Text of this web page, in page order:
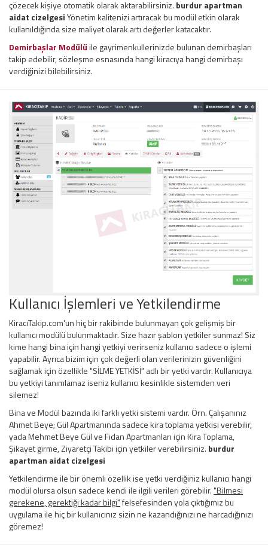
çözecek kişiye otomatik olarak aktarabilirsiniz. burdur apartman
aidat cizelgesiYönetim kalitenizi artıracak bu modül etkin olarak
kullanıldığında size maliyet olarak artı değerler katacaktır.
Demirbaşlar Modülüile gayrimenkullerinizde bulunan demirbaşları
takip edebilir, sözleşme esnasında hangi kiracıya hangi demirbaşı
verdiğinizi bilebilirsiniz.
Kullanıcı İşlemleri ve Yetkilendirme
KiracıTakip.com'un hiç bir rakibinde bulunmayan çok gelişmiş bir
kullanıcı modülü bulunmaktadır. Size hazır şablon yetkiler sunmaz! Siz
kime hangi bina için hangi yetkiyi verirseniz kullanıcı sadece o işlemi
yapabilir. Ayrıca bizim için çok değerli olan verilerinizin güvenliğini
sağlamak için özellikle "SİLME YETKİSİ" adlı bir yetki vardır. Kullanıcıya
bu yetkiyi tanımlamaz iseniz kullanıcı kesinlikle sistemden veri
silemez!
Bina ve Modül bazında iki farklı yetki sistemi vardır. Örn. Çalışanınız
Ahmet Beye; Gül Apartmanında sadece kira toplama yetkisi verebilir,
yada Mehmet Beye Gül ve Fidan Apartmanları için Kira Toplama,
Şikayet girme, Ziyaretçi Takibi için yetkiler verebilirsiniz. burdur
apartman aidat cizelgesi
Yetkilendirme ile bir önemli özellik ise yetki verdiğiniz kullanıcı hangi
modül olursa olsun sadece kendi ile ilgili verileri görebilir."Bilmesi
gerekene, gerektiği kadar bilgi"felsefesinden yola çıktığımız bu
uygulama ile hiç bir kullanıcınız sizin ne kazandığınızı ne harcadığınızı
göremez!